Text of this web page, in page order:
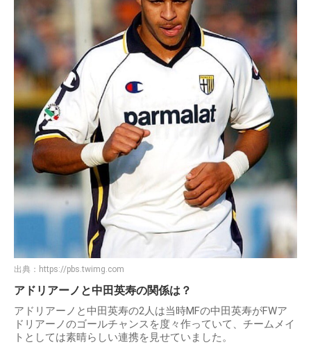
出典： https://pbs.twimg.com
アドリアーノと中田英寿の関係は？
アドリアーノと中田英寿の2人は当時MFの中田英寿がFWア
ドリアーノのゴールチャンスを度々作っていて、チームメイ
トとしては素晴らしい連携を見せていました。